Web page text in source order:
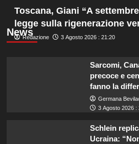
News
Toscana, Giani “A
legge sulla rigenerazione
Redazione 3 Agosto 2026 : 21:20
Sarcomi,
precoce e
fanno la
Germana
3 Agosto 2026 :
Schlein
Ucraina: